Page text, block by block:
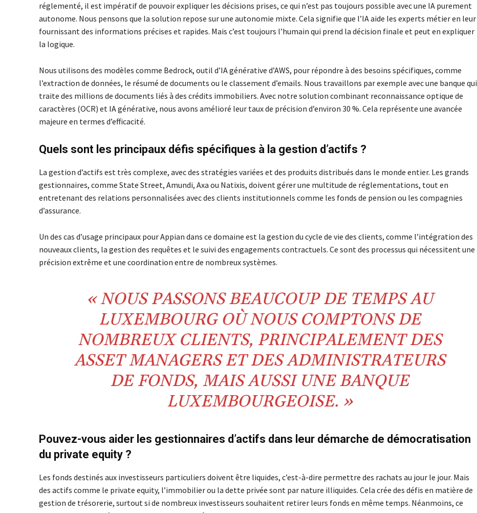
réglementé, il est impératif de pouvoir expliquer les décisions prises, ce qui n’est pas toujours possible avec une IA purement
autonome. Nous pensons que la solution repose sur une autonomie mixte. Cela signifie que l’IA aide les experts métier en leur
fournissant des informations précises et rapides. Mais c’est toujours l’humain qui prend la décision finale et peut en expliquer
la logique.
Nous utilisons des modèles comme Bedrock, outil d’IA générative d’AWS, pour répondre à des besoins spécifiques, comme
l’extraction de données, le résumé de documents ou le classement d’emails. Nous travaillons par exemple avec une banque qui
traite des millions de documents liés à des crédits immobiliers. Avec notre solution combinant reconnaissance optique de
caractères (OCR) et IA générative, nous avons amélioré leur taux de précision d’environ 30 %. Cela représente une avancée
majeure en termes d’efficacité.
Quels sont les principaux défis spécifiques à la gestion d’actifs ?
La gestion d’actifs est très complexe, avec des stratégies variées et des produits distribués dans le monde entier. Les grands
gestionnaires, comme State Street, Amundi, Axa ou Natixis, doivent gérer une multitude de réglementations, tout en
entretenant des relations personnalisées avec des clients institutionnels comme les fonds de pension ou les compagnies
d’assurance.
Un des cas d’usage principaux pour Appian dans ce domaine est la gestion du cycle de vie des clients, comme l’intégration des
nouveaux clients, la gestion des requêtes et le suivi des engagements contractuels. Ce sont des processus qui nécessitent une
précision extrême et une coordination entre de nombreux systèmes.
« NOUS PASSONS BEAUCOUP DE TEMPS AU
LUXEMBOURG OÙ NOUS COMPTONS DE
NOMBREUX CLIENTS, PRINCIPALEMENT DES
ASSET MANAGERS ET DES ADMINISTRATEURS
DE FONDS, MAIS AUSSI UNE BANQUE
LUXEMBOURGEOISE. »
Pouvez-vous aider les gestionnaires d’actifs dans leur démarche de démocratisation
du private equity ?
Les fonds destinés aux investisseurs particuliers doivent être liquides, c’est-à-dire permettre des rachats au jour le jour. Mais
des actifs comme le private equity, l’immobilier ou la dette privée sont par nature illiquides. Cela crée des défis en matière de
gestion de trésorerie, surtout si de nombreux investisseurs souhaitent retirer leurs fonds en même temps. Néanmoins, ce